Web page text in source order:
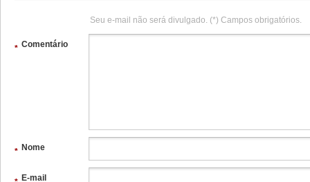
Seu e-mail não será divulgado. (*) Campos obrigatórios.
Comentário
*
Nome
*
E-mail